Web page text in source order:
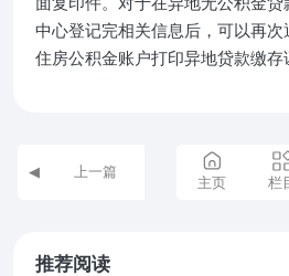
中心登记完相关信息后，可以再次
住房公积金账户打印异地贷款缴存
上一篇
主页 栏
推荐阅读